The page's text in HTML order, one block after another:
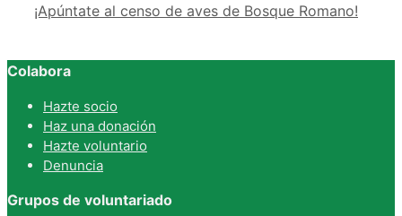
¡Apúntate al censo de aves de Bosque Romano!
Colabora
Hazte socio
Haz una donación
Hazte voluntario
Denuncia
Grupos de voluntariado